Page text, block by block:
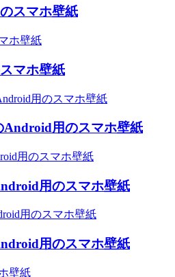
スマホ壁紙
マホ壁紙
Android用のスマホ壁紙
用のスマホ壁紙
用のスマホ壁紙